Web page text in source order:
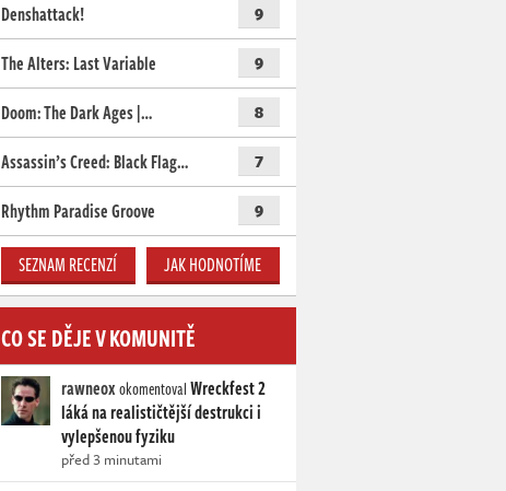
Denshattack! 9
The Alters: Last Variable 9
Doom: The Dark Ages |… 8
Assassin’s Creed: Black Flag… 7
Rhythm Paradise Groove 9
SEZNAM RECENZÍ JAK HODNOTÍME
CO SE DĚJE V KOMUNITĚ
rawneoxokomentovalWreckfest 2
láká na realističtější destrukci i
vylepšenou fyziku
před 3 minutami